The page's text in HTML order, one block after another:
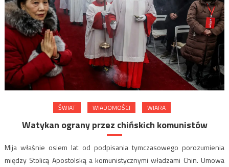
ŚWIAT WIADOMOŚCI WIARA
Watykan ograny przez chińskich komunistów
Mija właśnie osiem lat od podpisania tymczasowego porozumienia
między Stolicą Apostolską a komunistycznymi władzami Chin. Umowa